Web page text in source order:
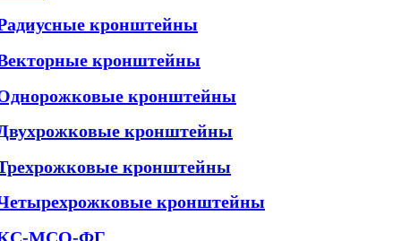
кронштейны
кронштейны
кронштейны
кронштейны
кронштейны
кронштейны